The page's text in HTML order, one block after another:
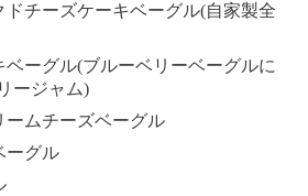
ドチーズケーキベーグル(自家製全
ベーグル(ブルーベリーベーグルに
ージャム)
ームチーズベーグル
ーグル